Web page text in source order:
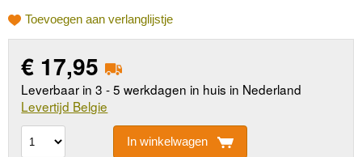
Toevoegen aan verlanglijstje
€ 17,95
Leverbaar in 3 - 5 werkdagen in huis in Nederland
Levertijd Belgie
In winkelwagen